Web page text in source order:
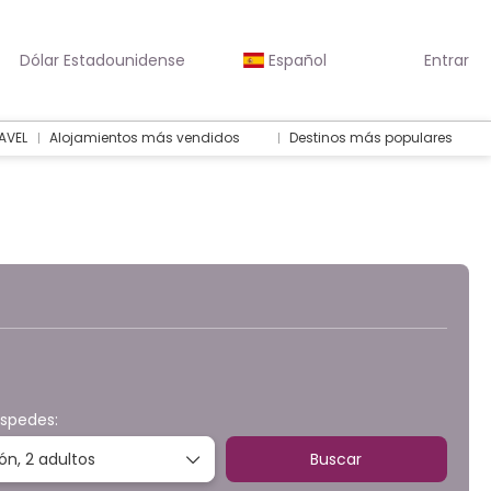
Dólar Estadounidense Español Entrar
Alojamientos más vendidos Destinos más populares
2 adultos Buscar